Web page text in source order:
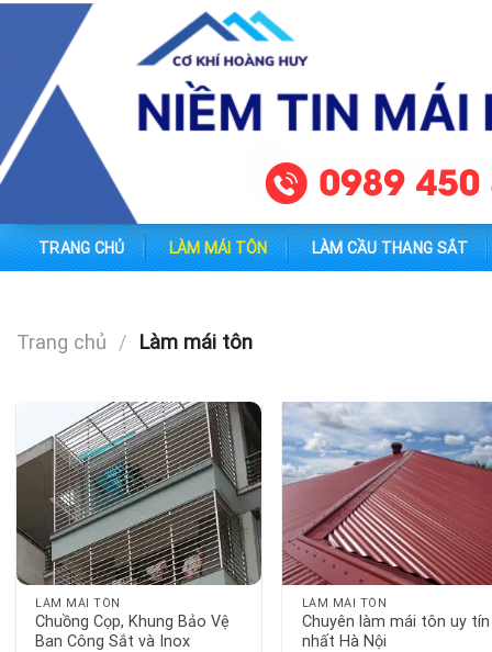
content
TRANG CHỦ LÀM MÁI TÔN LÀM CẦU THANG SẮT
Trang chủ / Làm mái tôn
LÀM MÁI TÔN
Chuồng Cọp, Khung Bảo Vệ
Ban Công Sắt và Inox
LÀM MÁI TÔN
Chuyên làm mái tôn uy tín
nhất Hà Nội